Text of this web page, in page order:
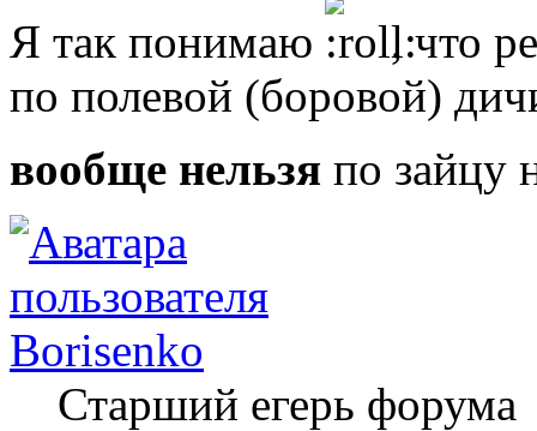
Я так понимаю
, что
по полевой (боровой)
вообще нельзя по зайцу
Borisenko
Старший егерь форума